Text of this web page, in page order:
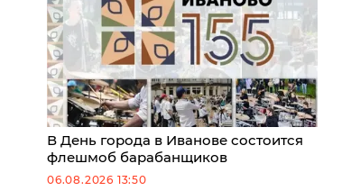
В День города в Иванове состоится
флешмоб барабанщиков
06.08.2026 13:50